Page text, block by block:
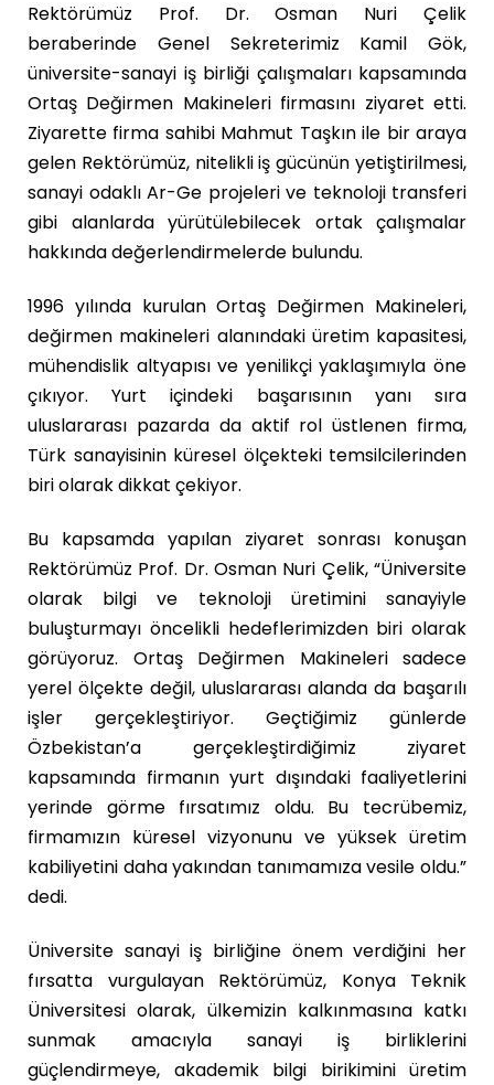
Rektörümüz Prof. Dr. Osman Nuri Çelik
beraberinde Genel Sekreterimiz Kamil Gök,
üniversite-sanayi iş birliği çalışmaları kapsamında
Ortaş Değirmen Makineleri firmasını ziyaret etti.
Ziyarette firma sahibi Mahmut Taşkın ile bir araya
gelen Rektörümüz, nitelikli iş gücünün yetiştirilmesi,
sanayi odaklı Ar-Ge projeleri ve teknoloji transferi
gibi alanlarda yürütülebilecek ortak çalışmalar
hakkında değerlendirmelerde bulundu.
1996 yılında kurulan Ortaş Değirmen Makineleri,
değirmen makineleri alanındaki üretim kapasitesi,
mühendislik altyapısı ve yenilikçi yaklaşımıyla öne
çıkıyor. Yurt içindeki başarısının yanı sıra
uluslararası pazarda da aktif rol üstlenen firma,
Türk sanayisinin küresel ölçekteki temsilcilerinden
biri olarak dikkat çekiyor.
Bu kapsamda yapılan ziyaret sonrası konuşan
Rektörümüz Prof. Dr. Osman Nuri Çelik, “Üniversite
olarak bilgi ve teknoloji üretimini sanayiyle
buluşturmayı öncelikli hedeflerimizden biri olarak
görüyoruz. Ortaş Değirmen Makineleri sadece
yerel ölçekte değil, uluslararası alanda da başarılı
işler gerçekleştiriyor. Geçtiğimiz günlerde
Özbekistan’a gerçekleştirdiğimiz ziyaret
kapsamında firmanın yurt dışındaki faaliyetlerini
yerinde görme fırsatımız oldu. Bu tecrübemiz,
firmamızın küresel vizyonunu ve yüksek üretim
kabiliyetini daha yakından tanımamıza vesile oldu.”
dedi.
Üniversite sanayi iş birliğine önem verdiğini her
fırsatta vurgulayan Rektörümüz, Konya Teknik
Üniversitesi olarak, ülkemizin kalkınmasına katkı
sunmak amacıyla sanayi iş birliklerini
güçlendirmeye, akademik bilgi birikimini üretim